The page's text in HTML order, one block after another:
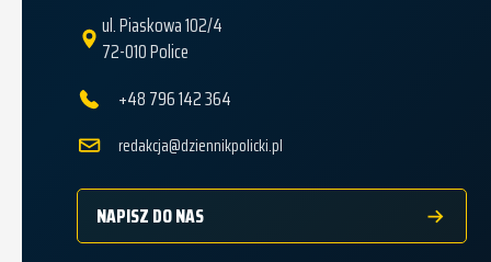
ul. Piaskowa 102/4
72-010 Police
+48 796 142 364
redakcja@dziennikpolicki.pl
NAPISZ DO NAS